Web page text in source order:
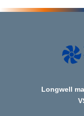
Longwell